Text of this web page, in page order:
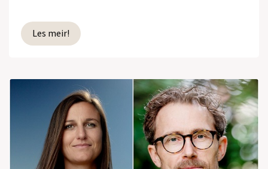
Les meir!